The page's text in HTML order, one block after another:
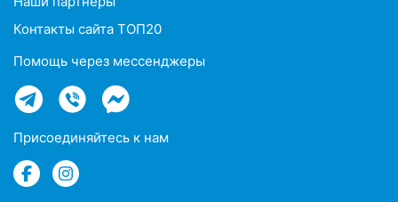
Контакты сайта ТОП20
Помощь через мессенджеры
Присоединяйтесь к нам